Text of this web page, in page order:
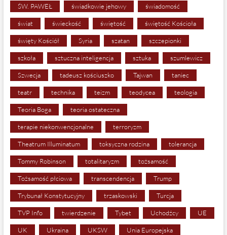
ŚW. PAWEŁ świadkowie jehowy świadomość
świat świeckość świętość świętość Kościoła
święty Kościół Syria szatan szczepionki
szkoła sztuczna inteligencja sztuka szumlewicz
Szwecja tadeusz kościuszko Tajwan taniec
teatr technika teizm teodycea teologia
Teoria Boga teoria ostateczna
terapie niekonwencjonalne terroryzm
Theatrum Illuminatum toksyczna rodzina tolerancja
Tommy Robinson totalitaryzm tożsamość
Tożsamość płciowa transcendencja Trump
Trybunał Konstytucyjny trzaskowski Turcja
TVP Info twierdzenie Tybet Uchodźcy UE
UK Ukraina UKSW Unia Europejska